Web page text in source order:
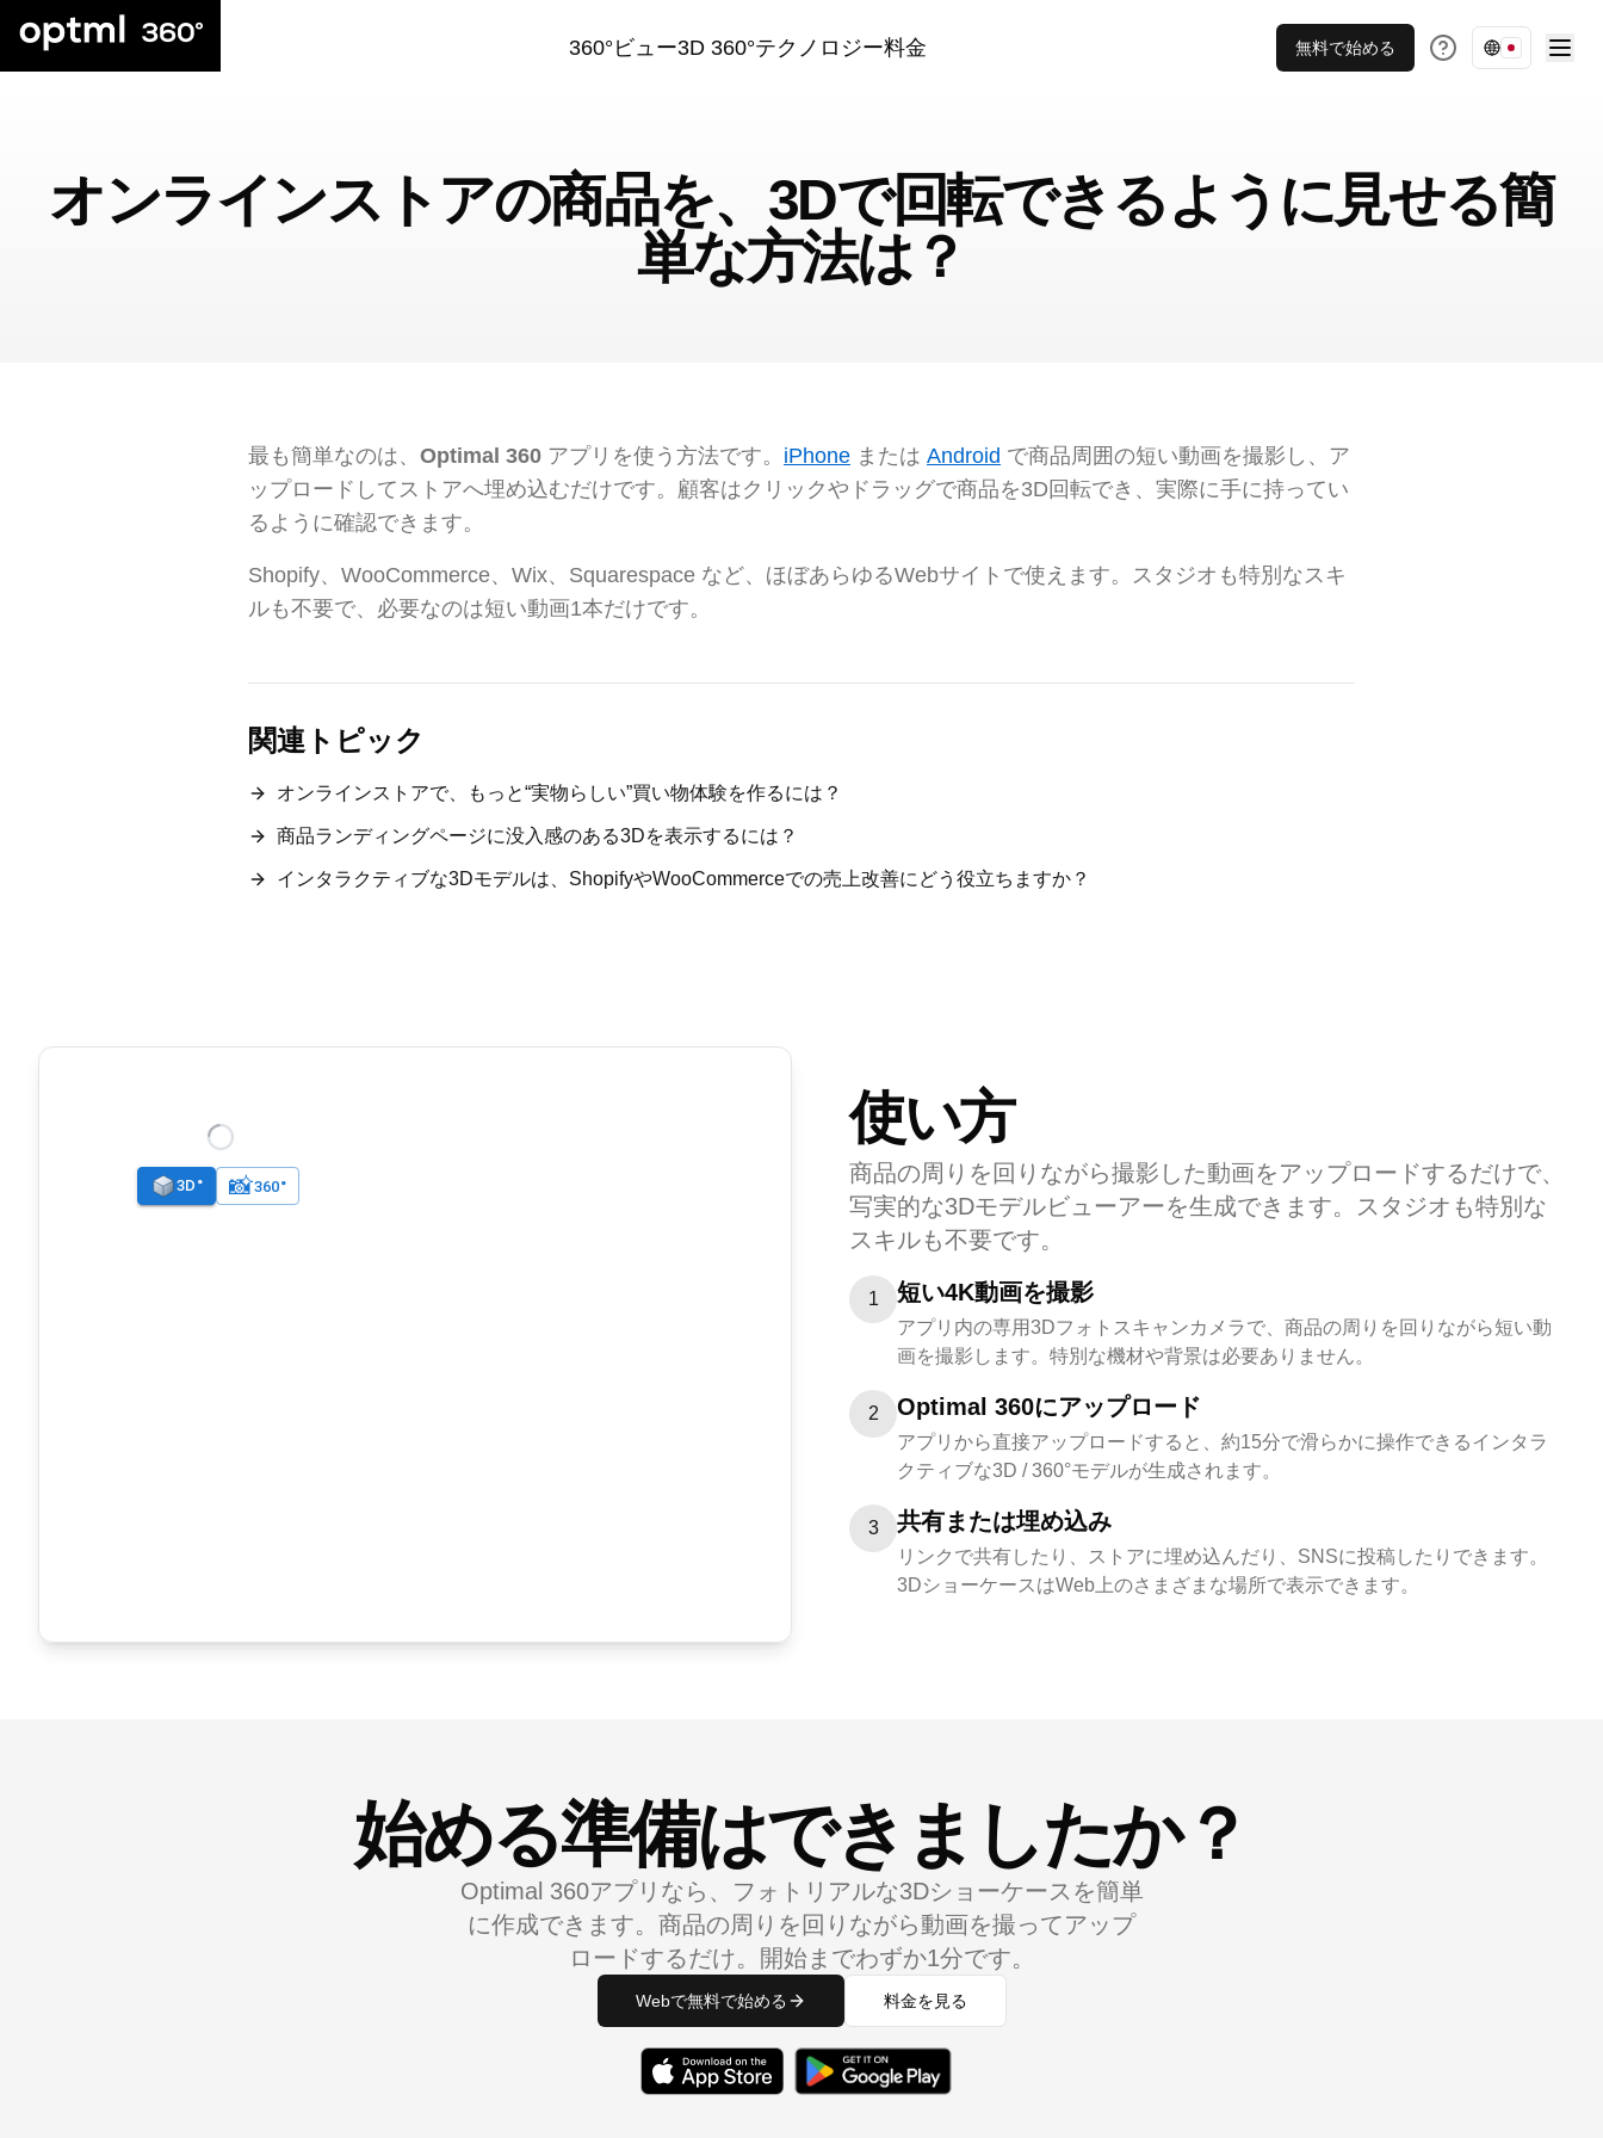
360°ビュー3D 360°テクノロジー料金 無料で始める
オンラインストアの商品を、3Dで回転できるように見せる簡
単な方法は？
最も簡単なのは、 Optimal 360 アプリを使う方法です。 iPhone または Android で商品周囲の短い動画を撮影し、ア
ップロードしてストアへ埋め込むだけです。顧客はクリックやドラッグで商品を3D回転でき、実際に手に持ってい
るように確認できます。
Shopify、WooCommerce、Wix、Squarespace など、ほぼあらゆるWebサイトで使えます。スタジオも特別なスキ
ルも不要で、必要なのは短い動画1本だけです。
関連トピック
オンラインストアで、もっと“実物らしい”買い物体験を作るには？
商品ランディングページに没入感のある3Dを表示するには？
インタラクティブな3Dモデルは、ShopifyやWooCommerceでの売上改善にどう役立ちますか？
使い方
商品の周りを回りながら撮影した動画をアップロードするだけで、
写実的な3Dモデルビューアーを生成できます。スタジオも特別な
スキルも不要です。
1 短い4K動画を撮影
アプリ内の専用3Dフォトスキャンカメラで、商品の周りを回りながら短い動
画を撮影します。特別な機材や背景は必要ありません。
2 Optimal 360にアップロード
アプリから直接アップロードすると、約15分で滑らかに操作できるインタラ
クティブな3D / 360°モデルが生成されます。
3 共有または埋め込み
リンクで共有したり、ストアに埋め込んだり、SNSに投稿したりできます。
3DショーケースはWeb上のさまざまな場所で表示できます。
始める準備はできましたか？
Optimal 360アプリなら、フォトリアルな3Dショーケースを簡単
に作成できます。商品の周りを回りながら動画を撮ってアップ
ロードするだけ。開始までわずか1分です。
Webで無料で始める 料金を見る